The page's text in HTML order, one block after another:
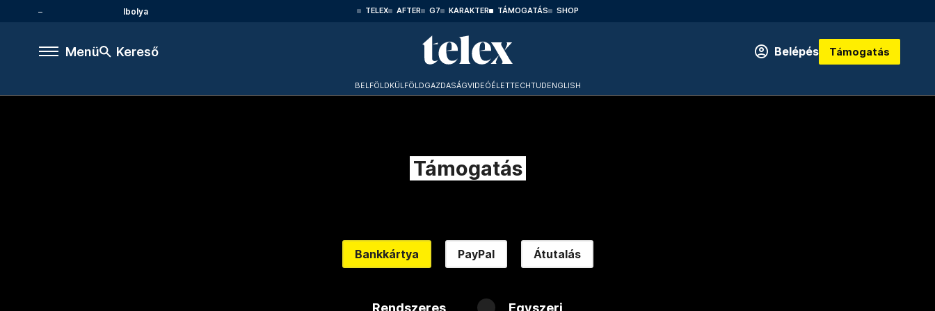
Ibolya TELEX AFTER G7 KARAKTER TÁMOGATÁS SHOP
Menü Kereső Belépés Támogatás
BELFÖLDKÜLFÖLDGAZDASÁGVIDEÓÉLETTECHTUDENGLISH
Támogatás
Bankkártya PayPal Átutalás
Rendszeres Egyszeri